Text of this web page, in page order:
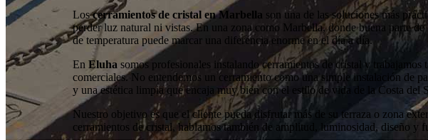
Loscerramientos de cristal en Marbella son una de las soluciones más
perder luz natural ni vistas. En una zona como Marbella, donde buena parte
de temperatura puede marcar una diferencia enorme en el día a día.
En Eluha somos profesionales instalando cerramientos de cristal y
comerciales. No entendemos un cerramiento como una simple instalación de
y una estética limpia que encaja muy bien con el estilo de vida de la Costa del
Nuestro objetivo es que el cliente pueda disfrutar más de su terraza o zona
cerramientos de cristal, hablamos también de amplitud, luminosidad, diseño y